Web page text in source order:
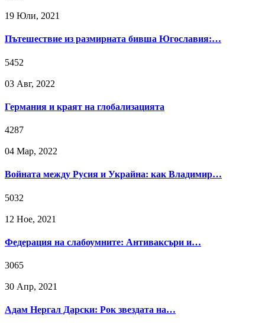
19 Юли, 2021
Пътешествие из размирната бивша Югославия:…
5452
03 Авг, 2022
Германия и краят на глобализацията
4287
04 Мар, 2022
Войната между Русия и Украйна: как Владимир…
5032
12 Ное, 2021
Федерация на слабоумните: Антиваксъри и…
3065
30 Апр, 2021
Адам Нергал Дарски: Рок звездата на…